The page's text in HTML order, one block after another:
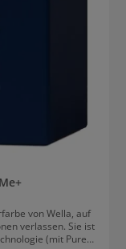
von Wella, auf
verlassen. Sie ist
(mit Pure